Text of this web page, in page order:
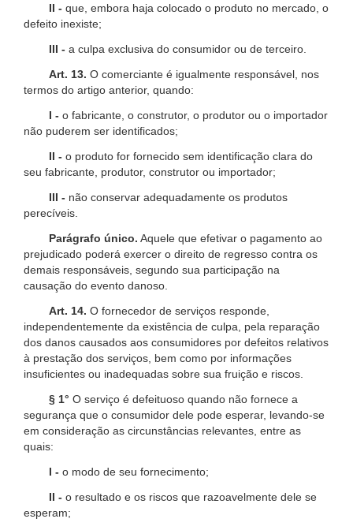
II - que, embora haja colocado o produto no mercado, o
defeito inexiste;
III - a culpa exclusiva do consumidor ou de terceiro.
Art. 13. O comerciante é igualmente responsável, nos
termos do artigo anterior, quando:
I - o fabricante, o construtor, o produtor ou o importador
não puderem ser identificados;
II - o produto for fornecido sem identificação clara do
seu fabricante, produtor, construtor ou importador;
III - não conservar adequadamente os produtos
perecíveis.
Parágrafo único. Aquele que efetivar o pagamento ao
prejudicado poderá exercer o direito de regresso contra os
demais responsáveis, segundo sua participação na
causação do evento danoso.
Art. 14. O fornecedor de serviços responde,
independentemente da existência de culpa, pela reparação
dos danos causados aos consumidores por defeitos relativos
à prestação dos serviços, bem como por informações
insuficientes ou inadequadas sobre sua fruição e riscos.
§ 1° O serviço é defeituoso quando não fornece a
segurança que o consumidor dele pode esperar, levando-se
em consideração as circunstâncias relevantes, entre as
quais:
I - o modo de seu fornecimento;
II - o resultado e os riscos que razoavelmente dele se
esperam;